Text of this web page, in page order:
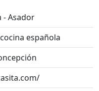
- Asador
española